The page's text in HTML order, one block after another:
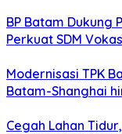
BP Batam Dukung
Perkuat SDM
Modernisasi TPK
Batam-Shanghai
Cegah Lahan